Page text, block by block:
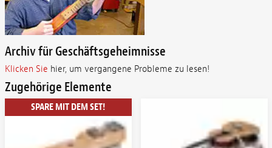
Archiv für Geschäftsgeheimnisse
Klicken Sie hier, um vergangene Probleme zu lesen!
Zugehörige Elemente
SPARE MIT DEM SET!